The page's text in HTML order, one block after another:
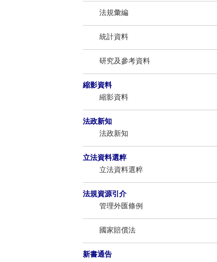
法規彙編
統計資料
研究及參考資料
縮影資料
縮影資料
法政新知
法政新知
立法資料選粹
立法資料選粹
法規資源引介
管理外匯條例
國家賠償法
新書通告